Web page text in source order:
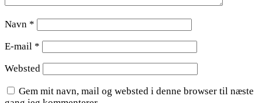
Navn *
E-mail *
Websted
Gem mit navn, mail og websted i denne browser til næste